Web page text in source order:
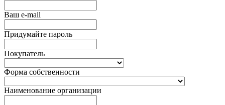
Ваш e-mail
Придумайте пароль
Покупатель
Форма собственности
Наименование организации